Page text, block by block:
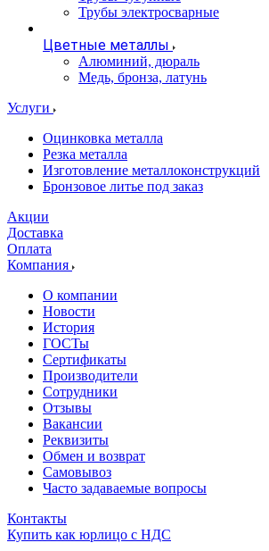
Трубы электросварные
Цветные металлы
Алюминий, дюраль
Медь, бронза, латунь
Услуги
Оцинковка металла
Резка металла
Изготовление металлоконструкций
Бронзовое литье под заказ
Акции
Доставка
Оплата
Компания
О компании
Новости
История
ГОСТы
Сертификаты
Производители
Сотрудники
Отзывы
Вакансии
Реквизиты
Обмен и возврат
Самовывоз
Часто задаваемые вопросы
Контакты
Купить как юрлицо с НДС